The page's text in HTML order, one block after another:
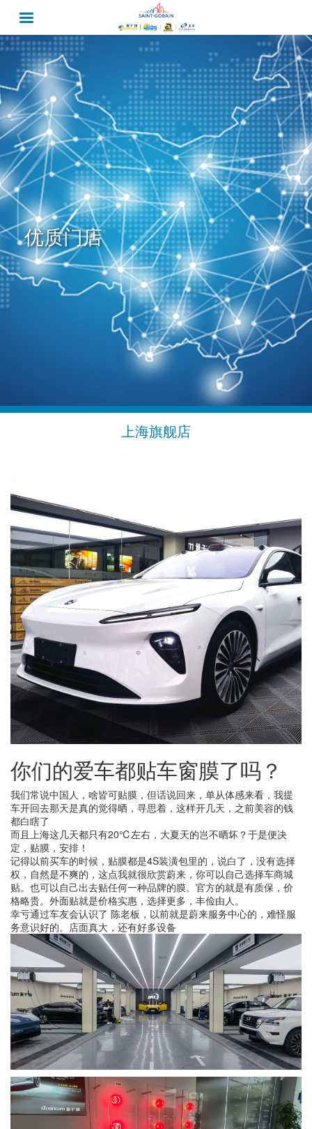
到
主
容
优质门店
上海旗舰店
你们的爱车都贴车窗膜了吗？
我们常说中国人，啥皆可贴膜，但话说回来，单从体感来看，我提
车开回去那天是真的觉得晒，寻思着，这样开几天，之前美容的钱
都白瞎了
而且上海这几天都只有20℃左右，大夏天的岂不晒坏？于是便决
定，贴膜，安排！
记得以前买车的时候，贴膜都是4S装潢包里的，说白了，没有选择
权，自然是不爽的，这点我就很欣赏蔚来，你可以自己选择车商城
贴。也可以自己出去贴任何一种品牌的膜。官方的就是有质保，价
格略贵。外面贴就是价格实惠，选择更多，丰俭由人。
幸亏通过车友会认识了 陈老板，以前就是蔚来服务中心的，难怪服
务意识好的。店面真大，还有好多设备